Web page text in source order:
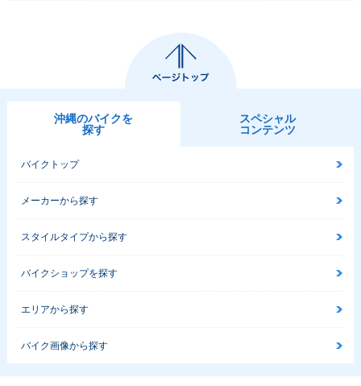
沖縄のバイクを
探す
スペシャル
コンテンツ
バイクトップ
メーカーから探す
スタイルタイプから探す
バイクショップを探す
エリアから探す
バイク画像から探す